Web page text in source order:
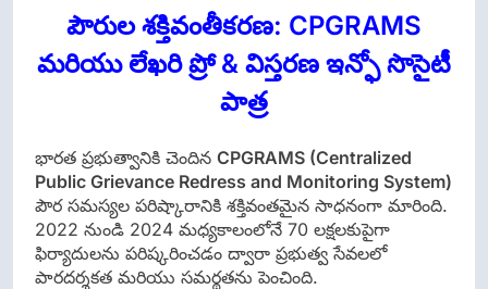
పౌరుల శక్తివంతీకరణ: CPGRAMS
మరియు లేఖరి ప్రో & విస్తరణ ఇన్ఫో సొసైటీ
పాత్ర
భారత ప్రభుత్వానికి చెందిన CPGRAMS (Centralized
Public Grievance Redress and Monitoring System)
పౌర సమస్యల పరిష్కారానికి శక్తివంతమైన సాధనంగా మారింది.
2022 నుండి 2024 మధ్యకాలంలోనే 70 లక్షలకుపైగా
ఫిర్యాదులను పరిష్కరించడం ద్వారా ప్రభుత్వ సేవలలో
పారదర్శకత మరియు సమర్థతను పెంచింది.